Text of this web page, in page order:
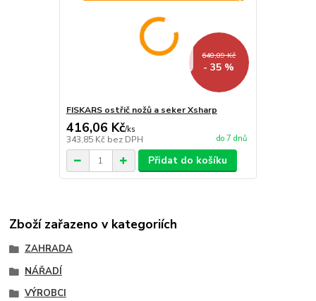
640,09 Kč
- 35 %
FISKARS ostřič nožů a seker Xsharp
416,06 Kč/ks
343,85 Kč bez DPH do 7 dnů
Přidat do košíku
Zboží zařazeno v kategoriích
ZAHRADA
NÁŘADÍ
VÝROBCI